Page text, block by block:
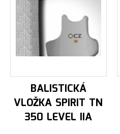
BALISTICKÁ
VLOŽKA SPIRIT TN
350 LEVEL IIA